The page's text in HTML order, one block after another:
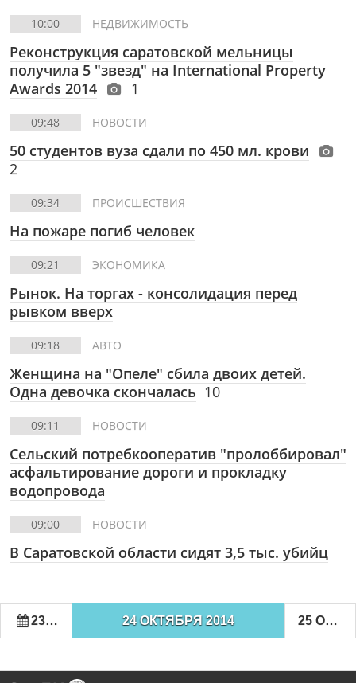
10:00 НЕДВИЖИМОСТЬ
Реконструкция саратовской мельницы
получила 5 "звезд" на International Property
Awards 2014
1
09:48 НОВОСТИ
50 студентов вуза сдали по 450 мл. крови
2
09:34 ПРОИСШЕСТВИЯ
На пожаре погиб человек
09:21 ЭКОНОМИКА
Рынок. На торгах - консолидация перед
рывком вверх
09:18 АВТО
Женщина на "Опеле" сбила двоих детей.
Одна девочка скончалась 10
09:11 НОВОСТИ
Сельский потребкооператив "пролоббировал"
асфальтирование дороги и прокладку
водопровода
09:00 НОВОСТИ
В Саратовской области сидят 3,5 тыс. убийц
23 ОКТЯБРЯ 2014 24 ОКТЯБРЯ 2014 25 ОКТЯБРЯ 2014